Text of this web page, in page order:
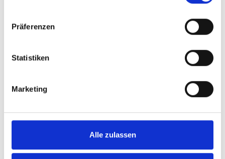
Präferenzen
Statistiken
Marketing
Alle zulassen
Durchschnittliche Bewertung von 5
Inhalt:9,00 Liter(12,67 € / 1 Liter)
114,00 €